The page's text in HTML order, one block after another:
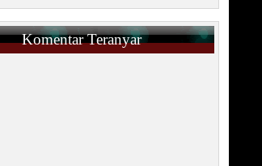
Komentar Teranyar